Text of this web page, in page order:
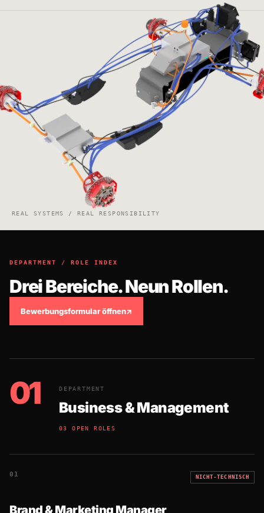
REAL SYSTEMS / REAL RESPONSIBILITY
DEPARTMENT / ROLE INDEX
Drei Bereiche. Neun Rollen.
Bewerbungsformular öffnen↗
01 DEPARTMENT
Business & Management
03 OPEN ROLES
01 NICHT-TECHNISCH
Brand & Marketing Manager